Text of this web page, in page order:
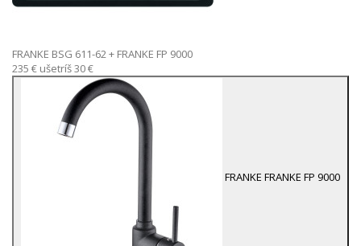
FRANKE BSG 611-62+ FRANKE FP 9000
235 € ušetríš 30 €
FRANKE FRANKE FP 9000